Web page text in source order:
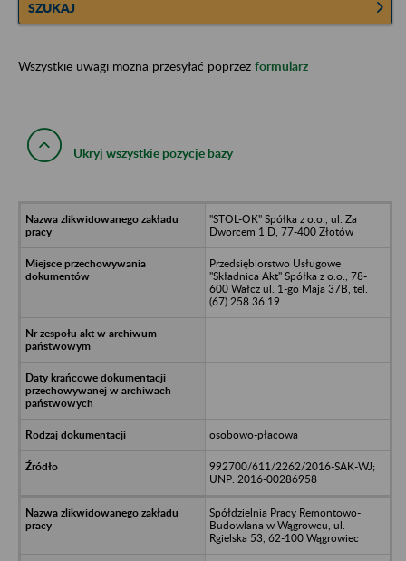
SZUKAJ
Wszystkie uwagi można przesyłać poprzez formularz
Ukryj wszystkie pozycje bazy
"STOL-OK" Spółka z o.o., ul. Za
Dworcem 1 D, 77-400 Złotów
Przedsiębiorstwo Usługowe
"Składnica Akt" Spółka z o.o., 78-
600 Wałcz ul. 1-go Maja 37B, tel.
(67) 258 36 19
osobowo-płacowa
992700/611/2262/2016-SAK-WJ;
UNP: 2016-00286958
Spółdzielnia Pracy Remontowo-
Budowlana w Wągrowcu, ul.
Rgielska 53, 62-100 Wągrowiec